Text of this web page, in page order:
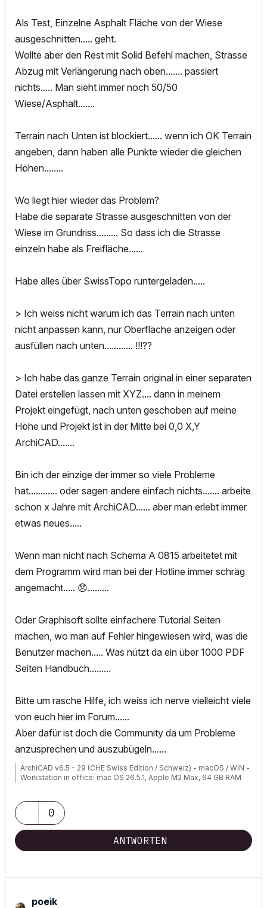
Als Test, Einzelne Asphalt Fläche von der Wiese
ausgeschnitten..... geht.
Wollte aber den Rest mit Solid Befehl machen, Strasse
Abzug mit Verlängerung nach oben....... passiert
nichts..... Man sieht immer noch 50/50
Wiese/Asphalt.......
Terrain nach Unten ist blockiert...... wenn ich OK Terrain
angeben, dann haben alle Punkte wieder die gleichen
Höhen........
Wo liegt hier wieder das Problem?
Habe die separate Strasse ausgeschnitten von der
Wiese im Grundriss......... So dass ich die Strasse
einzeln habe als Freifläche......
Habe alles über SwissTopo runtergeladen.....
> Ich weiss nicht warum ich das Terrain nach unten
nicht anpassen kann, nur Oberfläche anzeigen oder
ausfüllen nach unten............ !!!??
> Ich habe das ganze Terrain original in einer separaten
Datei erstellen lassen mit XYZ.... dann in meinem
Projekt eingefügt, nach unten geschoben auf meine
Höhe und Projekt ist in der Mitte bei 0,0 X,Y
ArchiCAD.......
Bin ich der einzige der immer so viele Probleme
hat............ oder sagen andere einfach nichts....... arbeite
schon x Jahre mit ArchiCAD...... aber man erlebt immer
etwas neues.....
Wenn man nicht nach Schema A 0815 arbeitetet mit
dem Programm wird man bei der Hotline immer schräg
angemacht..... 😞.........
Oder Graphisoft sollte einfachere Tutorial Seiten
machen, wo man auf Fehler hingewiesen wird, was die
Benutzer machen..... Was nützt da ein über 1000 PDF
Seiten Handbuch.........
Bitte um rasche Hilfe, ich weiss ich nerve vielleicht viele
von euch hier im Forum......
Aber dafür ist doch die Community da um Probleme
anzusprechen und auszubügeln......
ArchiCAD v6.5 - 29 (CHE Swiss Edition / Schweiz) - macOS / WIN -
Workstation in office: mac OS 26.5.1, Apple M2 Max, 64 GB RAM
0
ANTWORTEN
poeik